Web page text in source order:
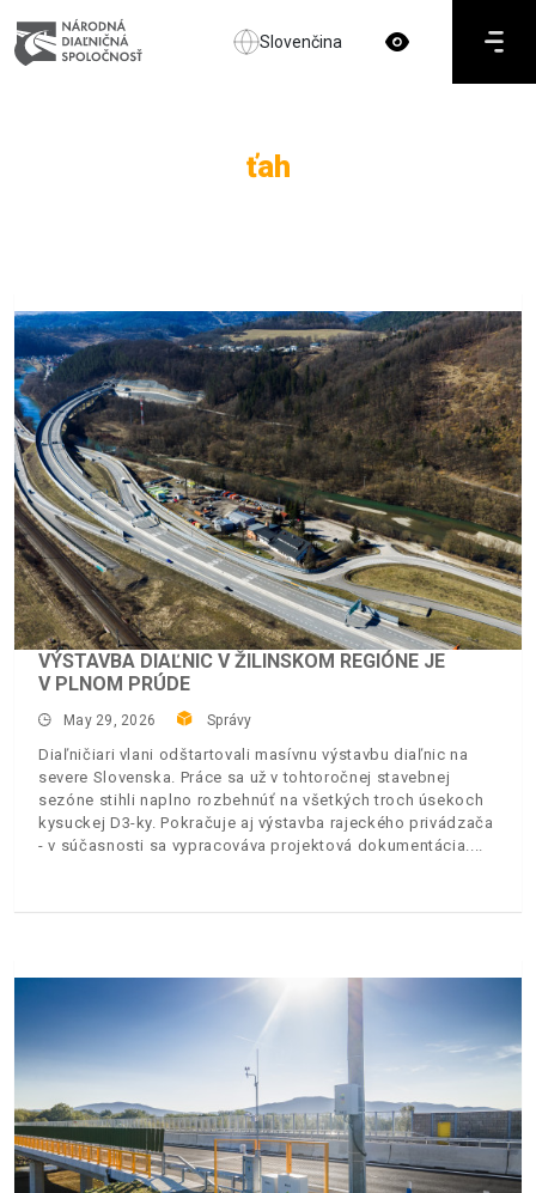
Slovenčina
ťah
VÝSTAVBA DIAĽNIC V ŽILINSKOM REGIÓNE JE
V PLNOM PRÚDE
May 29, 2026 Správy
Diaľničiari vlani odštartovali masívnu výstavbu diaľnic na
severe Slovenska. Práce sa už v tohtoročnej stavebnej
sezóne stihli naplno rozbehnúť na všetkých troch úsekoch
kysuckej D3-ky. Pokračuje aj výstavba rajeckého privádzača
- v súčasnosti sa vypracováva projektová dokumentácia.